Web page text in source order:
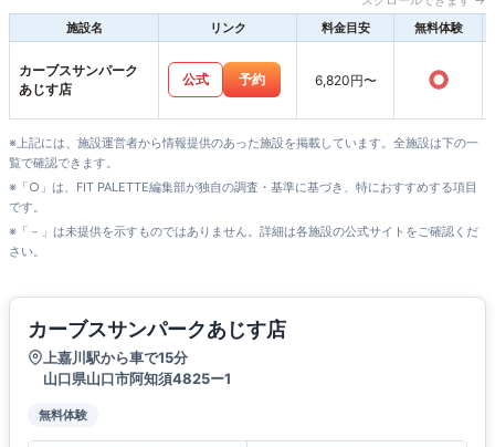
施設名
リンク 料金目安 無料体験
カーブスサンパーク
あじす店
公式 予約 6,820円〜 ○
※上記には、施設運営者から情報提供のあった施設を掲載しています。全施設は下の一
覧で確認できます。
※「○」は、FIT PALETTE編集部が独自の調査・基準に基づき、特におすすめする項目
です。
※「－」は未提供を示すものではありません。詳細は各施設の公式サイトをご確認くだ
さい。
カーブスサンパークあじす店
上嘉川駅から車で15分
山口県山口市阿知須4825ー1
無料体験